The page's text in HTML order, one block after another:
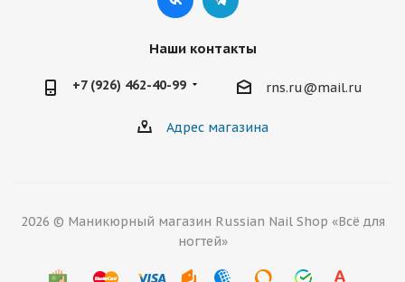
Наши контакты
+7 (926) 462-40-99 rns.ru@mail.ru
Адрес магазина
2026 © Маникюрный магазин Russian Nail Shop «Всё для
ногтей»